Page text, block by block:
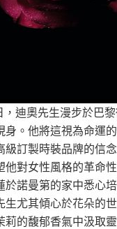
，迪奧先生漫步於巴
身。他將這視為命運
級訂製時裝品牌的信
他對女性風格的革命
於諾曼第的家中悉心
生尤其傾心於花朵的
莉的馥郁香氣中汲取靈